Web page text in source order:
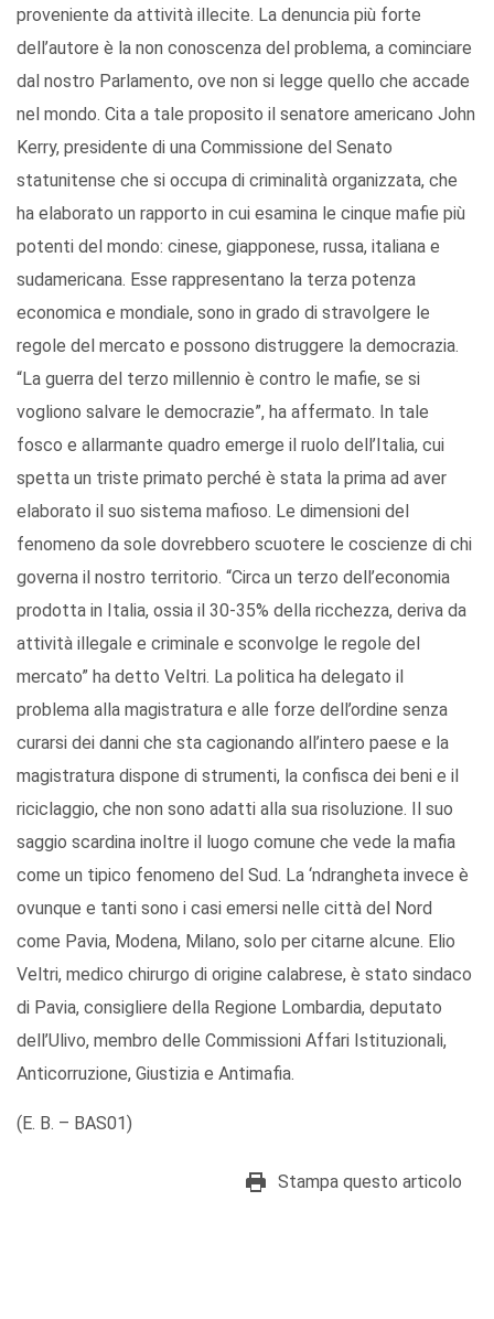
proveniente da attività illecite. La denuncia più forte
dell’autore è la non conoscenza del problema, a cominciare
dal nostro Parlamento, ove non si legge quello che accade
nel mondo. Cita a tale proposito il senatore americano John
Kerry, presidente di una Commissione del Senato
statunitense che si occupa di criminalità organizzata, che
ha elaborato un rapporto in cui esamina le cinque mafie più
potenti del mondo: cinese, giapponese, russa, italiana e
sudamericana. Esse rappresentano la terza potenza
economica e mondiale, sono in grado di stravolgere le
regole del mercato e possono distruggere la democrazia.
“La guerra del terzo millennio è contro le mafie, se si
vogliono salvare le democrazie”, ha affermato. In tale
fosco e allarmante quadro emerge il ruolo dell’Italia, cui
spetta un triste primato perché è stata la prima ad aver
elaborato il suo sistema mafioso. Le dimensioni del
fenomeno da sole dovrebbero scuotere le coscienze di chi
governa il nostro territorio. “Circa un terzo dell’economia
prodotta in Italia, ossia il 30-35% della ricchezza, deriva da
attività illegale e criminale e sconvolge le regole del
mercato” ha detto Veltri. La politica ha delegato il
problema alla magistratura e alle forze dell’ordine senza
curarsi dei danni che sta cagionando all’intero paese e la
magistratura dispone di strumenti, la confisca dei beni e il
riciclaggio, che non sono adatti alla sua risoluzione. Il suo
saggio scardina inoltre il luogo comune che vede la mafia
come un tipico fenomeno del Sud. La ‘ndrangheta invece è
ovunque e tanti sono i casi emersi nelle città del Nord
come Pavia, Modena, Milano, solo per citarne alcune. Elio
Veltri, medico chirurgo di origine calabrese, è stato sindaco
di Pavia, consigliere della Regione Lombardia, deputato
dell’Ulivo, membro delle Commissioni Affari Istituzionali,
Anticorruzione, Giustizia e Antimafia.
(E. B. – BAS01)
Stampa questo articolo